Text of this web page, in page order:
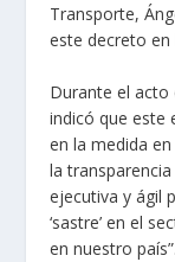
Transporte,
este decreto en
Durante el acto
indicó que este
en la medida
la
ejecutiva y ágil
‘sastre’ en el
en nuestro país”.